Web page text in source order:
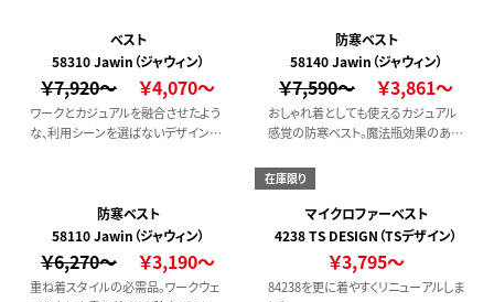
ベスト
58310 Jawin（ジャウィン）
￥7,920～ ￥4,070～
ワークとカジュアルを融合させたよう
な、利用シーンを選ばないデザインが
防寒ベスト
58140 Jawin（ジャウィン）
￥7,590～ ￥3,861～
おしゃれ着としても使えるカジュアル
感覚の防寒ベスト。魔法瓶効果のある
プしてくれます。【撥水加工】【野帳対
応】
防寒ベスト
58110 Jawin（ジャウィン）
￥6,270～ ￥3,190～
重ね着スタイルの必需品。ワークウェ
在庫限り
マイクロファーベスト
4238 TS DESIGN（TSデザイン）
￥3,795～
84238を更に着やすくリニューアルしま